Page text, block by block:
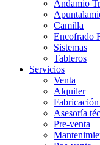
Andamio
Camilla
Encofrado
Sistemas
Tableros
Servicios
Venta
Alquiler
Asesoría
Pre-venta